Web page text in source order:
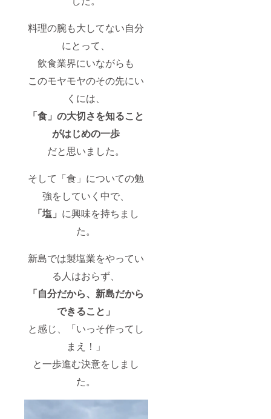
料理の腕も大してない自分
にとって、
飲食業界にいながらも
このモヤモヤのその先にい
くには、
「食」の大切さを知ること
がはじめの一歩
だと思いました。
そして「食」についての勉
強をしていく中で、
「塩」 に興味を持ちまし
た。
新島では製塩業をやってい
る人はおらず、
「自分だから、新島だから
できること」
と感じ、「いっそ作ってし
まえ！」
と一歩進む決意をしまし
た。